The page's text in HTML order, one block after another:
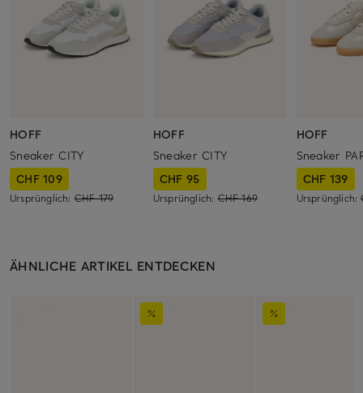
HOFF
Sneaker CITY
CHF 109
Ursprünglich: CHF 179
HOFF
Sneaker CITY
CHF 95
Ursprünglich:CHF 169
HOFF
Sneaker
CHF 139
Ursprünglich:
ÄHNLICHE ARTIKEL ENTDECKEN